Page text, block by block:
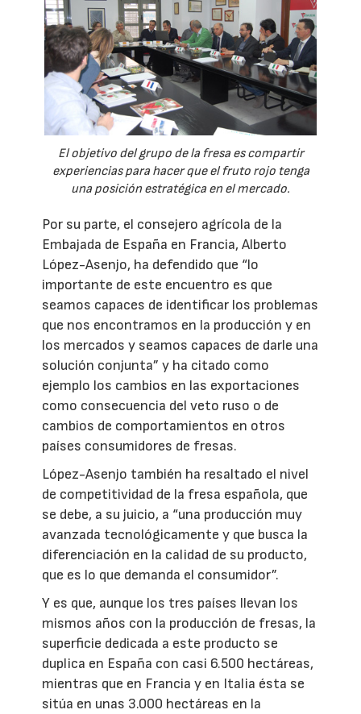
El objetivo del grupo de la fresa es compartir
experiencias para hacer que el fruto rojo tenga
una posición estratégica en el mercado.
Por su parte, el consejero agrícola de la
Embajada de España en Francia, Alberto
López-Asenjo, ha defendido que “lo
importante de este encuentro es que
seamos capaces de identificar los problemas
que nos encontramos en la producción y en
los mercados y seamos capaces de darle una
solución conjunta” y ha citado como
ejemplo los cambios en las exportaciones
como consecuencia del veto ruso o de
cambios de comportamientos en otros
países consumidores de fresas.
López-Asenjo también ha resaltado el nivel
de competitividad de la fresa española, que
se debe, a su juicio, a “una producción muy
avanzada tecnológicamente y que busca la
diferenciación en la calidad de su producto,
que es lo que demanda el consumidor”.
Y es que, aunque los tres países llevan los
mismos años con la producción de fresas, la
superficie dedicada a este producto se
duplica en España con casi 6.500 hectáreas,
mientras que en Francia y en Italia ésta se
sitúa en unas 3.000 hectáreas en la